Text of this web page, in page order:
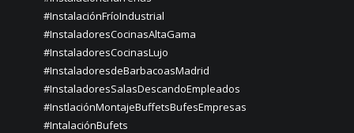
#InstalaciónFríoIndustrial
#InstaladoresCocinasAltaGama
#InstaladoresCocinasLujo
#InstaladoresdeBarbacoasMadrid
#InstaladoresSalasDescandoEmpleados
#InstlaciónMontajeBuffetsBufesEmpresas
#IntalaciónBufets